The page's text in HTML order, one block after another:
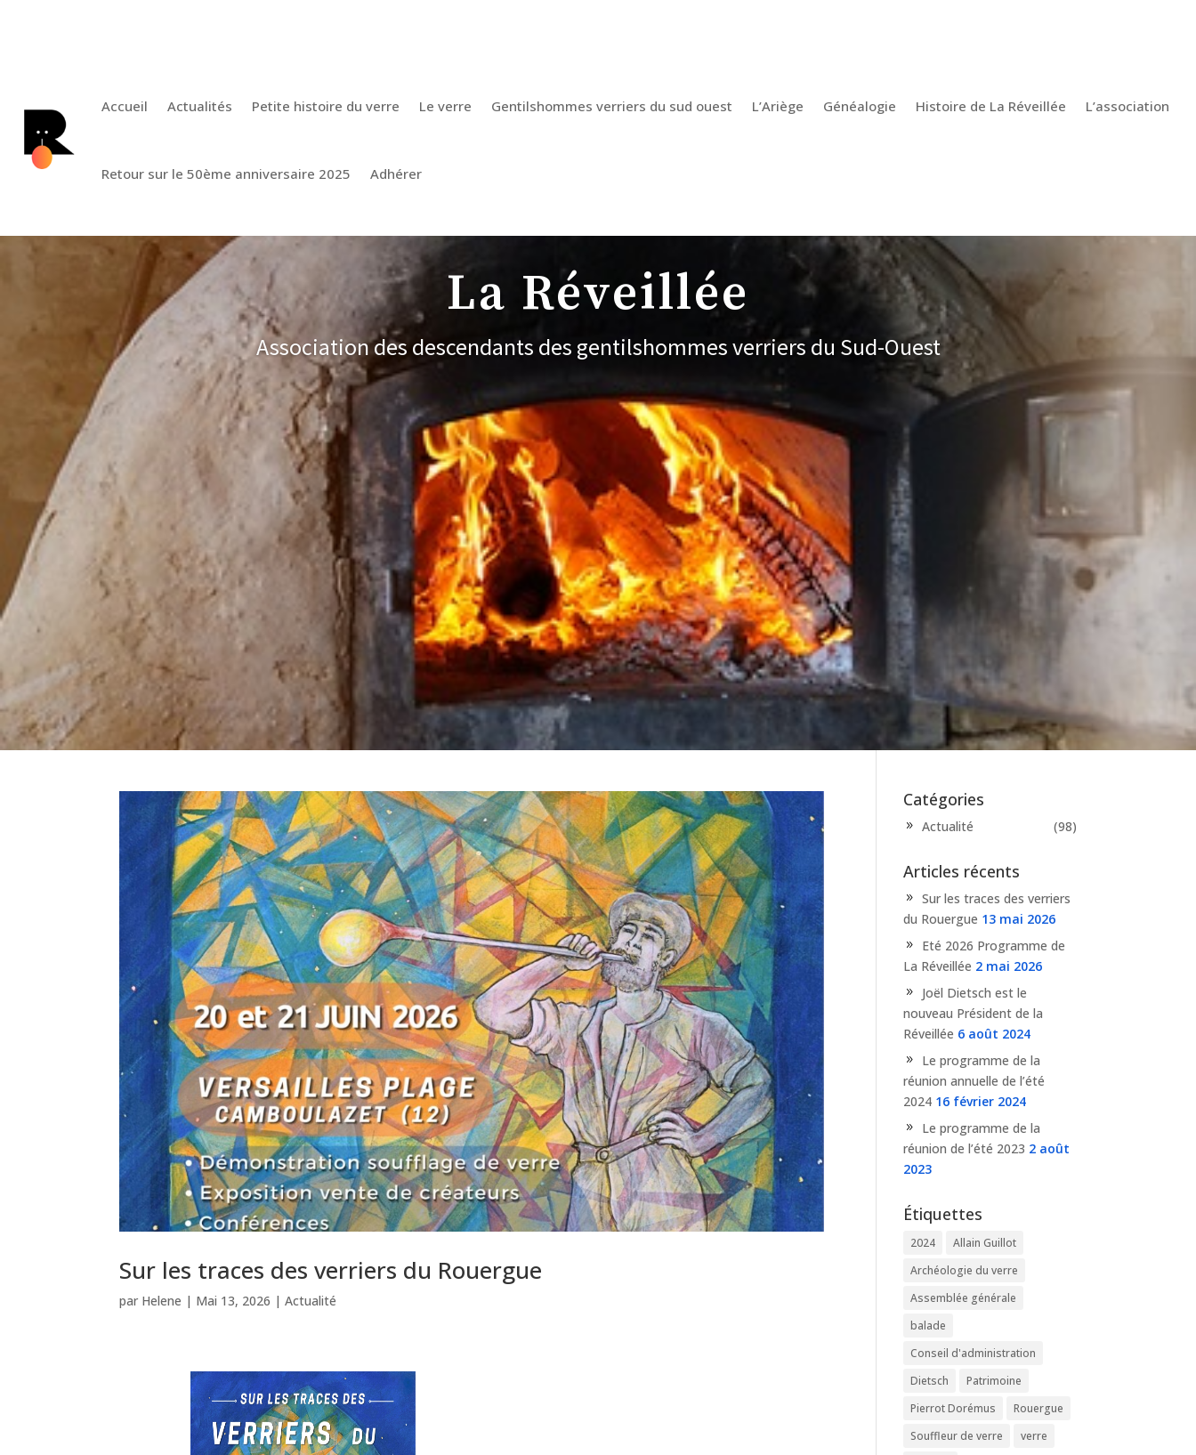
Accueil Actualités Petite histoire du verre Le verre Gentilshommes verriers du sud ouest L’Ariège Généalogie Histoire de La Réveillée L’association
Retour sur le 50ème anniversaire 2025 Adhérer
La Réveillée
Association des descendants des gentilshommes verriers du Sud-Ouest
Sur les traces des verriers du Rouergue
par Helene | Mai 13, 2026 |Actualité
Catégories
Actualité (98)
Articles récents
Sur les traces des verriers
du Rouergue 13 mai 2026
Eté 2026 Programme de
La Réveillée 2 mai 2026
Joël Dietsch est le
nouveau Président de la
Réveillée 6 août 2024
Le programme de la
réunion annuelle de l’été
2024 16 février 2024
Le programme de la
réunion de l’été 2023 2 août
2023
Étiquettes
2024
Allain Guillot
Archéologie du verre
Assemblée générale
balade
Conseil d'administration
Dietsch
Patrimoine
Pierrot Dorémus
Rouergue
Souffleur de verre
verre